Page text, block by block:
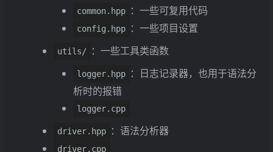
common.hpp ：一些可复用代码
config.hpp ：一些项目设置
utils/ ：一些工具类函数
logger.hpp
：日志记录器，也用于语法分
析时的报错
logger.cpp
driver.hpp ：语法分析器
driver.cpp